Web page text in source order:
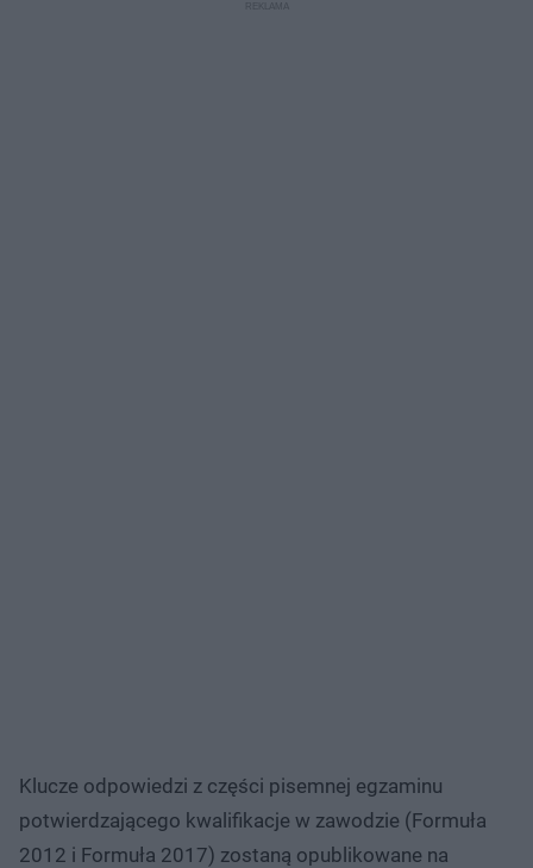
Klucze odpowiedzi z części pisemnej egzaminu
potwierdzającego kwalifikacje w zawodzie (Formuła
2012 i Formuła 2017) zostaną opublikowane na